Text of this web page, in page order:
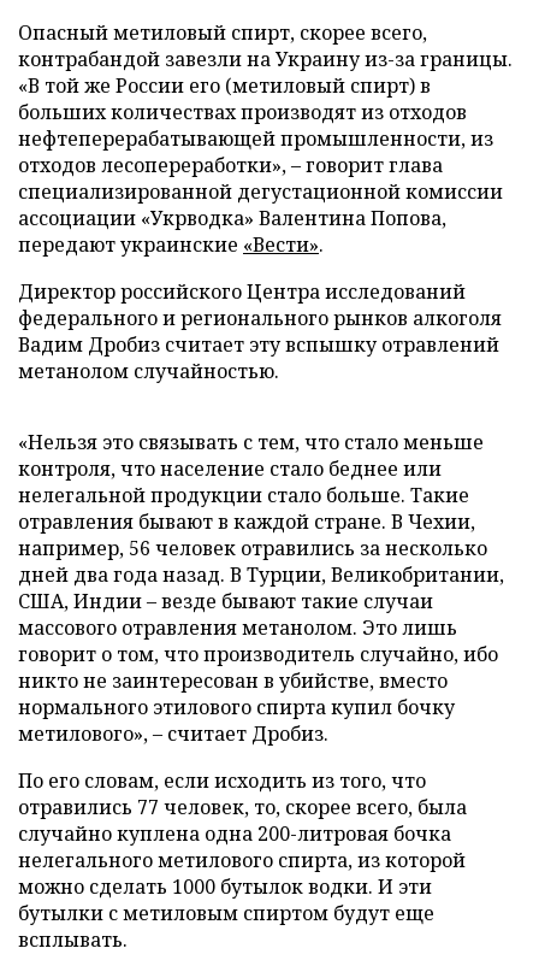
Опасный метиловый спирт, скорее всего,
контрабандой завезли на Украину из-за границы.
«В той же России его (метиловый спирт) в
больших количествах производят из отходов
нефтеперерабатывающей промышленности, из
отходов лесопереработки», – говорит глава
специализированной дегустационной комиссии
ассоциации «Укрводка» Валентина Попова,
передают украинские «Вести».
Директор российского Центра исследований
федерального и регионального рынков алкоголя
Вадим Дробиз считает эту вспышку отравлений
метанолом случайностью.
«Нельзя это связывать с тем, что стало меньше
контроля, что население стало беднее или
нелегальной продукции стало больше. Такие
отравления бывают в каждой стране. В Чехии,
например, 56 человек отравились за несколько
дней два года назад. В Турции, Великобритании,
США, Индии – везде бывают такие случаи
массового отравления метанолом. Это лишь
говорит о том, что производитель случайно, ибо
никто не заинтересован в убийстве, вместо
нормального этилового спирта купил бочку
метилового», – считает Дробиз.
По его словам, если исходить из того, что
отравились 77 человек, то, скорее всего, была
случайно куплена одна 200-литровая бочка
нелегального метилового спирта, из которой
можно сделать 1000 бутылок водки. И эти
бутылки с метиловым спиртом будут еще
всплывать.